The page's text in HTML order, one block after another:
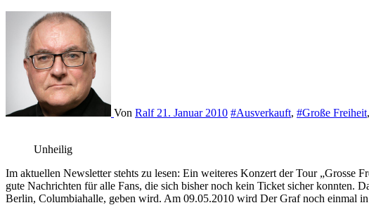
Von Ralf 21. Januar 2010 #Ausverkauft, #Große Freiheit,
Unheilig
Im aktuellen Newsletter stehts zu lesen: Ein weiteres Konzert der Tour
gute Nachrichten für alle Fans, die sich bisher noch kein Ticket sicher konnten.
Berlin, Columbiahalle, geben wird. Am 09.05.2010 wird Der Graf noch einmal